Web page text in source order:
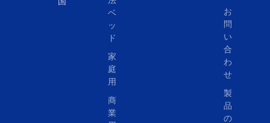
ベ
ッ
ド
家
庭
用
商
業
お
問
い
合
わ
せ
製
品
の